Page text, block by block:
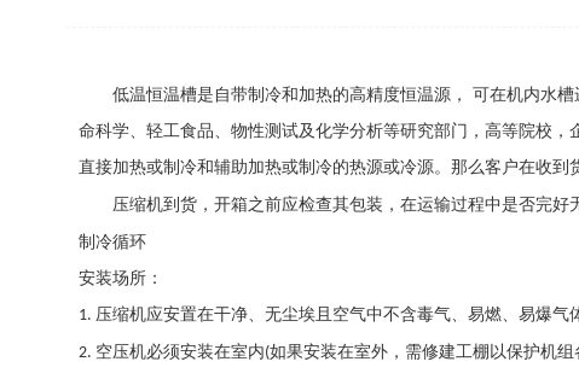
低温恒温槽是自带制冷和加热的高精度恒温源， 可在机内水
命科学、轻工食品、物性测试及化学分析等研究部门，高等院校
直接加热或制冷和辅助加热或制冷的热源或冷源。那么客户在收到
压缩机到货，开箱之前应检查其包装，在运输过程中是否完好
制冷循环
安装场所：
1. 压缩机应安置在干净、无尘埃且空气中不含毒气、易燃、易爆气
2. 空压机必须安装在室内(如果安装在室外，需修建工棚以保护机组